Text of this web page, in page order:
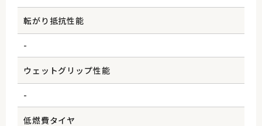
転がり抵抗性能
-
ウェットグリップ性能
-
低燃費タイヤ